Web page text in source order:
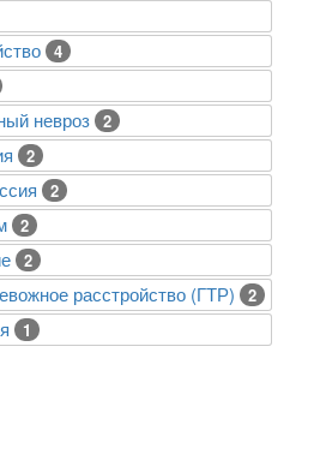
4
невроз 2
2
2
2
2
расстройство (ГТР) 2
1